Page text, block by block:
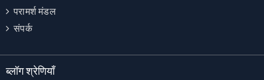
परामर्श मंडल
संपर्क
ब्लॉग श्रेणियाँ